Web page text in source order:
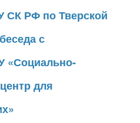
СК РФ по Тверской
с
«Социально-
для